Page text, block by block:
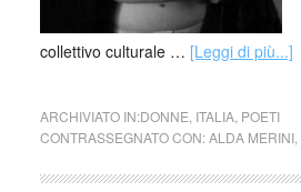
collettivo culturale … [Leggi di più...]
ARCHIVIATO IN:DONNE ITALIA, POETI
CONTRASSEGNATO CON:ALDA MERINI,